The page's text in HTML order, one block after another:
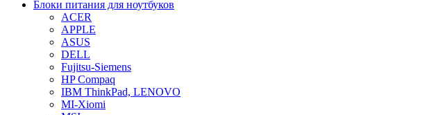
Блоки питания для ноутбуков
ACER
APPLE
ASUS
DELL
Fujitsu-Siemens
HP Compaq
IBM ThinkPad, LENOVO
MI-Xiomi